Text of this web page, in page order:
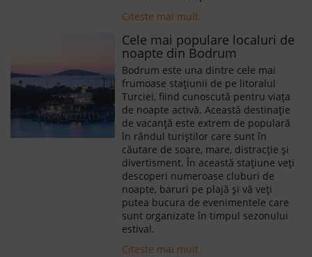
Citeste mai mult.
Cele mai populare localuri de
noapte din Bodrum
Bodrum este una dintre cele mai
frumoase stațiunii de pe litoralul
Turciei, fiind cunoscută pentru viața
de noapte activă. Această destinație
de vacanță este extrem de populară
în rândul turiștilor care sunt în
căutare de soare, mare, distracție și
divertisment. În această stațiune veți
descoperi numeroase cluburi de
noapte, baruri pe plajă și vă veți
putea bucura de evenimentele care
sunt organizate în timpul sezonului
estival.
Citeste mai mult.